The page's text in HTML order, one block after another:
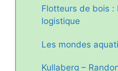
Flotteurs de bois :
logistique
Les mondes
Kullaberg –